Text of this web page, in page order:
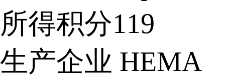
所得积分119
生产企业 HEMA